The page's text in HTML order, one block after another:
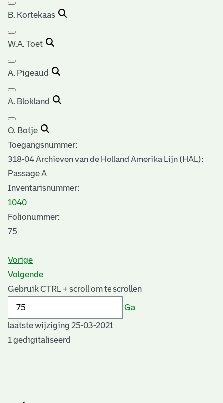
B. Kortekaas
W.A. Toet
A. Pigeaud
A. Blokland
O. Botje
Toegangsnummer:
318-04 Archieven van de Holland Amerika Lijn (HAL):
Passage A
Inventarisnummer:
1040
Folionummer:
75
Vorige
Volgende
Gebruik CTRL + scroll om te scrollen
Ga
laatste wijziging 25-03-2021
1 gedigitaliseerd